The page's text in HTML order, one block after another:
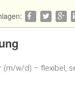
(m/w/d) – flexibel,